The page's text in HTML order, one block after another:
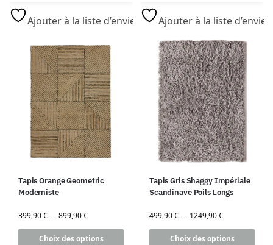
Ajouter à la liste d’envies Ajouter à la liste d’envies
Tapis Orange Geometric
Moderniste
399,90€ – 899,90€
Choix des options
Tapis Gris Shaggy Impériale
Scandinave Poils Longs
499,90€ – 1249,90€
Choix des options